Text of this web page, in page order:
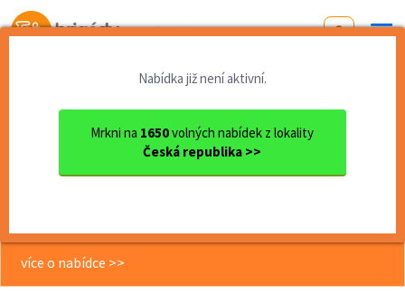
Od první brigády
Nabídka již není aktivní.
Mrkni na 1650volných nabídek z lokality
Česká republika >>
Liberecký kraj okres Liberec
Roznos letáků – Frýdlant a...
Roznos letáků – Frýdlant a okolí
více o nabídce >>